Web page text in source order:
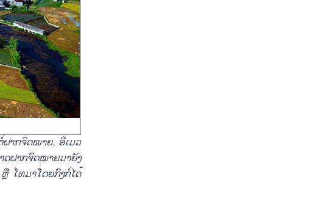
ຝາກຈົດໝາຍ, ອີເມວ
ດຝາກຈົດໝາຍມາຍັງ
ໂທມາໂດຍກົງກໍ່ໄດ້